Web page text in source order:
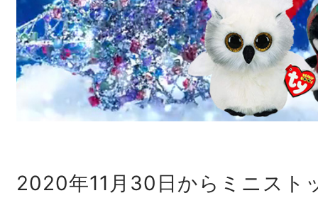
2020年11月30日からミニスト